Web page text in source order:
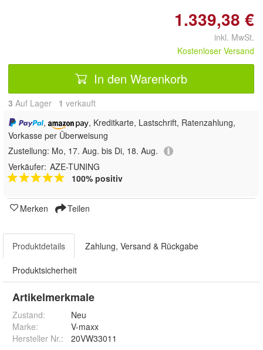
1.339,38 €
inkl. MwSt.
Kostenloser Versand
In den Warenkorb
3 Auf Lager 1 verkauft
,
, Kreditkarte, Lastschrift, Ratenzahlung,
Vorkasse per Überweisung
Zustellung: Mo, 17. Aug. bis Di, 18. Aug.
Verkäufer: AZE-TUNING
100% positiv
Merken Teilen
Produktdetails Zahlung, Versand & Rückgabe
Produktsicherheit
Artikelmerkmale
Zustand:
Neu
Marke:
V-maxx
Hersteller Nr.:
20VW33011